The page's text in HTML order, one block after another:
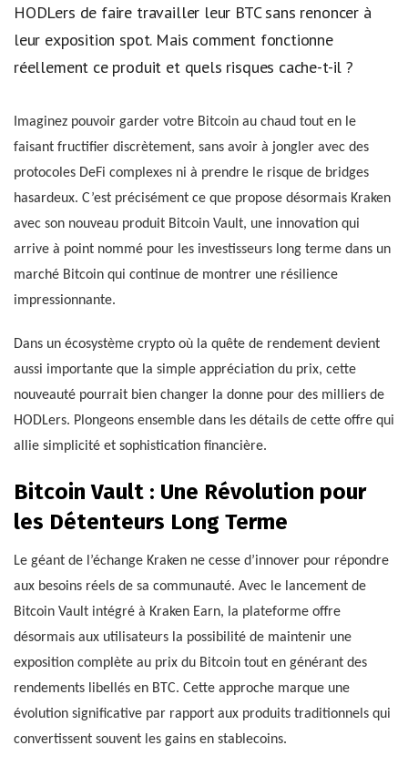
HODLers de faire travailler leur BTC sans renoncer à
leur exposition spot. Mais comment fonctionne
réellement ce produit et quels risques cache-t-il ?
Imaginez pouvoir garder votre Bitcoin au chaud tout en le
faisant fructifier discrètement, sans avoir à jongler avec des
protocoles DeFi complexes ni à prendre le risque de bridges
hasardeux. C’est précisément ce que propose désormais Kraken
avec son nouveau produit Bitcoin Vault, une innovation qui
arrive à point nommé pour les investisseurs long terme dans un
marché Bitcoin qui continue de montrer une résilience
impressionnante.
Dans un écosystème crypto où la quête de rendement devient
aussi importante que la simple appréciation du prix, cette
nouveauté pourrait bien changer la donne pour des milliers de
HODLers. Plongeons ensemble dans les détails de cette offre qui
allie simplicité et sophistication financière.
Bitcoin Vault : Une Révolution pour
les Détenteurs Long Terme
Le géant de l’échange Kraken ne cesse d’innover pour répondre
aux besoins réels de sa communauté. Avec le lancement de
Bitcoin Vault intégré à Kraken Earn, la plateforme offre
désormais aux utilisateurs la possibilité de maintenir une
exposition complète au prix du Bitcoin tout en générant des
rendements libellés en BTC. Cette approche marque une
évolution significative par rapport aux produits traditionnels qui
convertissent souvent les gains en stablecoins.